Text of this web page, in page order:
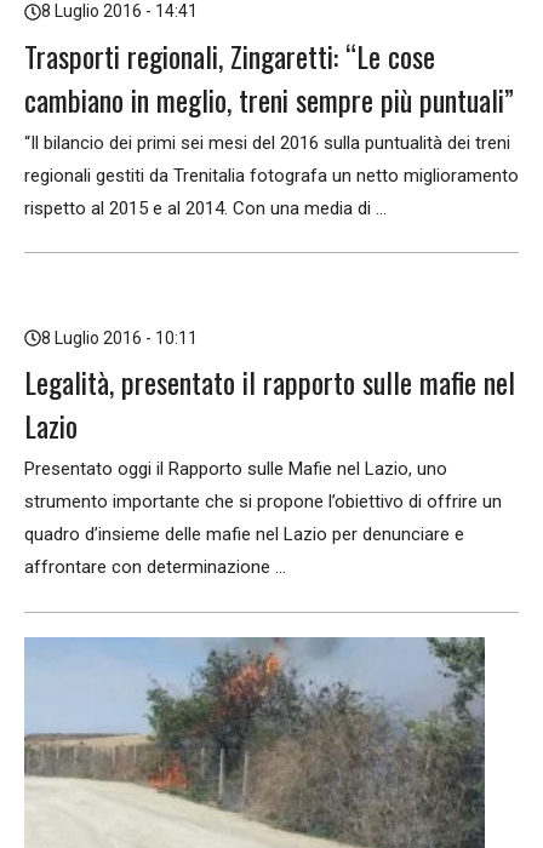
8 Luglio 2016 - 14:41
Trasporti regionali, Zingaretti: “Le cose
cambiano in meglio, treni sempre più puntuali”
“Il bilancio dei primi sei mesi del 2016 sulla puntualità dei treni
regionali gestiti da Trenitalia fotografa un netto miglioramento
rispetto al 2015 e al 2014. Con una media di ...
8 Luglio 2016 - 10:11
Legalità, presentato il rapporto sulle mafie nel
Lazio
Presentato oggi il Rapporto sulle Mafie nel Lazio, uno
strumento importante che si propone l’obiettivo di offrire un
quadro d’insieme delle mafie nel Lazio per denunciare e
affrontare con determinazione ...